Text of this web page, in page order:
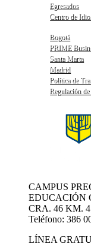
Egresados
Centro de
Bogotá
PRIME
Santa Marta
Madrid
Política de
Regulación
CAMPUS
EDUCACIÓN
CRA. 46 KM.
Teléfono: 386
LÍNEA